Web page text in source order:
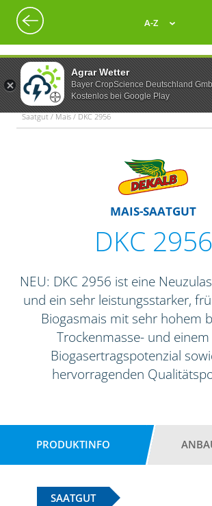
Agrar Wetter
Bayer CropScience Deutschland
Kostenlos bei Google Play
A-Z
Saatgut / Mais / DKC 2956
MAIS-SAATGUT
DKC 2956
NEU: DKC 2956 ist eine
und ein sehr leistungsstarker,
Biogasmais mit sehr hohem
Trockenmasse- und
Biogasertragspotenzial
hervorragenden
PRODUKTINFO
SAATGUT